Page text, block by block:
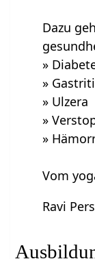
Dazu
»
»
» Ulzera
»
»
Vom
Ravi